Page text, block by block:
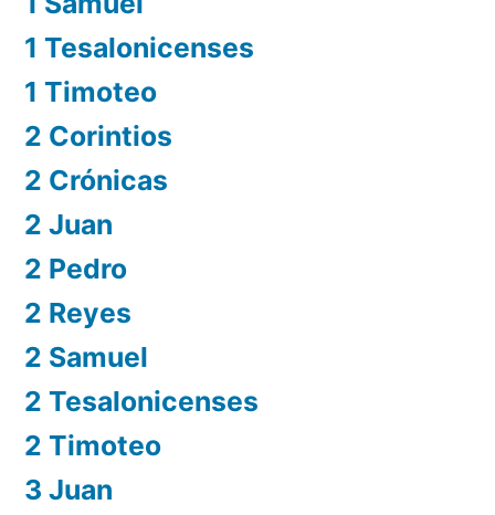
1 Tesalonicenses
1 Timoteo
2 Corintios
2 Crónicas
2 Juan
2 Pedro
2 Reyes
2 Samuel
2 Tesalonicenses
2 Timoteo
3 Juan